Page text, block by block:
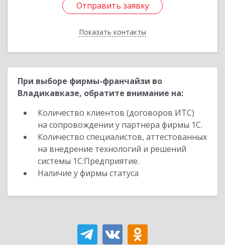
Отправить заявку
Показать контакты
Отправить заявку
Назад
При выборе фирмы-франчайзи во
Владикавказе, обратите внимание на:
Количество клиентов (договоров ИТС)
на сопровождении у партнера фирмы 1С.
Количество специалистов, аттестованных
на внедрение технологий и решений
системы 1С:Предприятие.
Наличие у фирмы статуса